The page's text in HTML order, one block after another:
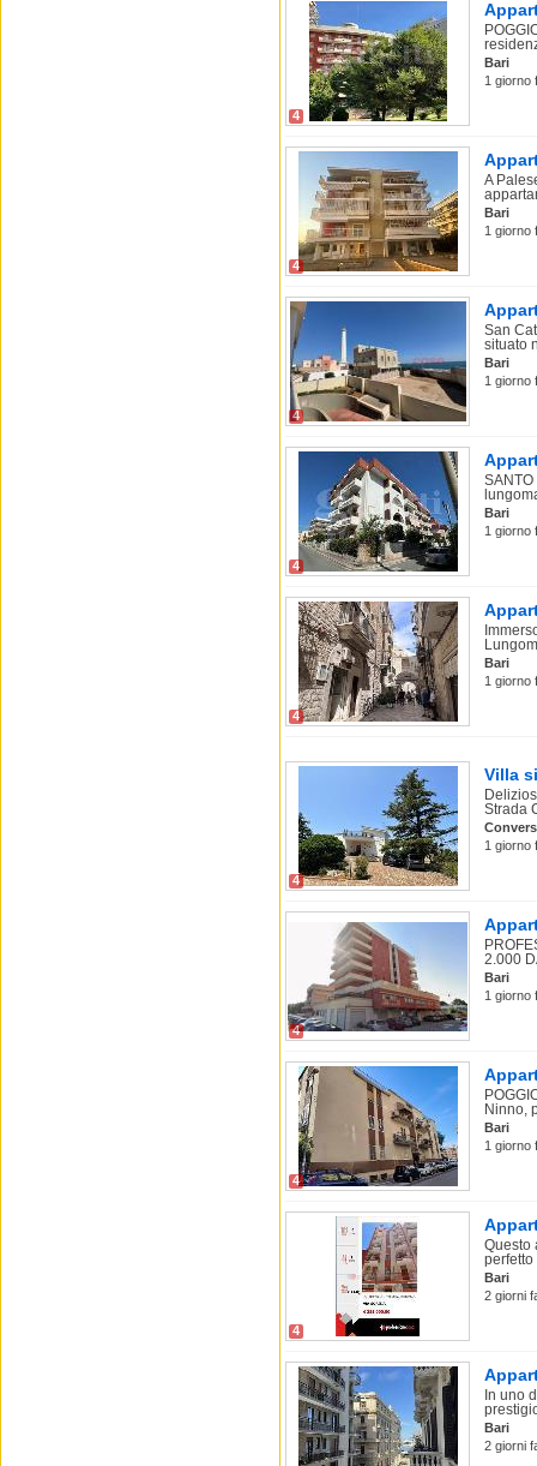
4
Bari
1 giorno
4
A
Bari
1 giorno
4
San
situato
Bari
1 giorno
4
Bari
1 giorno
4
Bari
1 giorno
4
Villa
Strada
1 giorno
4
2.000
Bari
1 giorno
4
Ninno,
Bari
1 giorno
4
Questo
perfetto
Bari
2 giorni
In uno
Bari
2 giorni